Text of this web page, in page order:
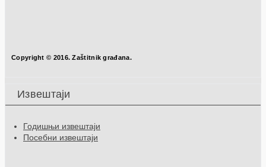
Copyright © 2016. Zaštitnik građana.
Извештаји
Годишњи извештаји
Посебни извештаји